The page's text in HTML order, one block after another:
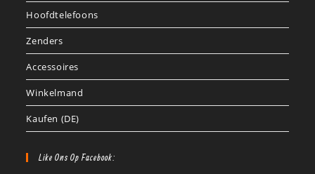
Hoofdtelefoons
Zenders
Accessoires
Winkelmand
Kaufen (DE)
Like Ons Op Facebook: